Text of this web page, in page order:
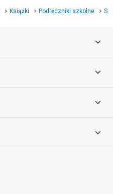
Książki Podręczniki szkolne